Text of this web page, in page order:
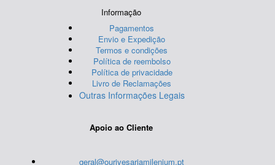
Informação
Pagamentos
Envio e Expedição
Termos e condições
Política de reembolso
Política de privacidade
Livro de Reclamações
Outras Informações Legais
Apoio ao Cliente
geral@ourivesariamilenium.pt